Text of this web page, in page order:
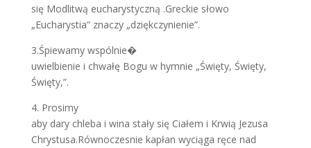
się Modlitwą eucharystyczną .Greckie słowo
„Eucharystia” znaczy „dziękczynienie”.
3.Śpiewamy wspólnie�
uwielbienie i chwałę Bogu w hymnie „Święty, Święty,
Święty,”.
4. Prosimy
aby dary chleba i wina stały się Ciałem i Krwią Jezusa
Chrystusa.Równoczesnie kapłan wyciąga ręce nad